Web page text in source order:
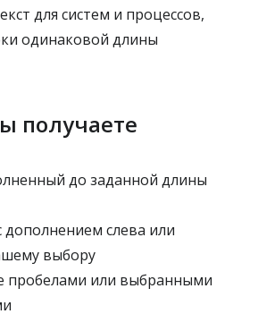
для систем и процессов,
одинаковой длины
получаете
до заданной длины
дополнением слева или
выбору
пробелами или выбранными